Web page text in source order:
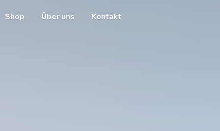
Shop Über uns Kontakt